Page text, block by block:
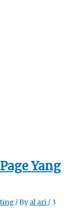
Yang
/ By al ari /3